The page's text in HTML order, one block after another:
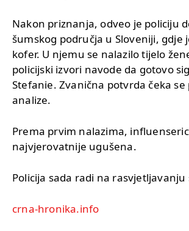
Nakon priznanja, odveo je policiju
šumskog područja u Sloveniji, gdje
kofer. U njemu se nalazilo tijelo
policijski izvori navode da gotovo
Stefanie. Zvanična potvrda čeka se
analize.
Prema prvim nalazima,
najvjerovatnije ugušena.
Policija sada radi na
crna-hronika.info